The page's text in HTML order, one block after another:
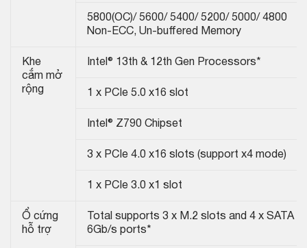
5800(OC)/ 5600/ 5400/ 5200/ 5000/ 4800
Non-ECC, Un-buffered Memory
Khe
cắm mở
rộng
Intel® 13th & 12th Gen Processors*
1 x PCIe 5.0 x16 slot
Intel® Z790 Chipset
3 x PCIe 4.0 x16 slots (support x4 mode)
1 x PCIe 3.0 x1 slot
Ổ cứng
hỗ trợ
Total supports 3 x M.2 slots and 4 x SATA
6Gb/s ports*